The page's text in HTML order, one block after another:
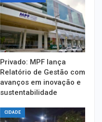
Privado: MPF lança
Relatório de Gestão com
avanços em inovação e
sustentabilidade
CIDADE